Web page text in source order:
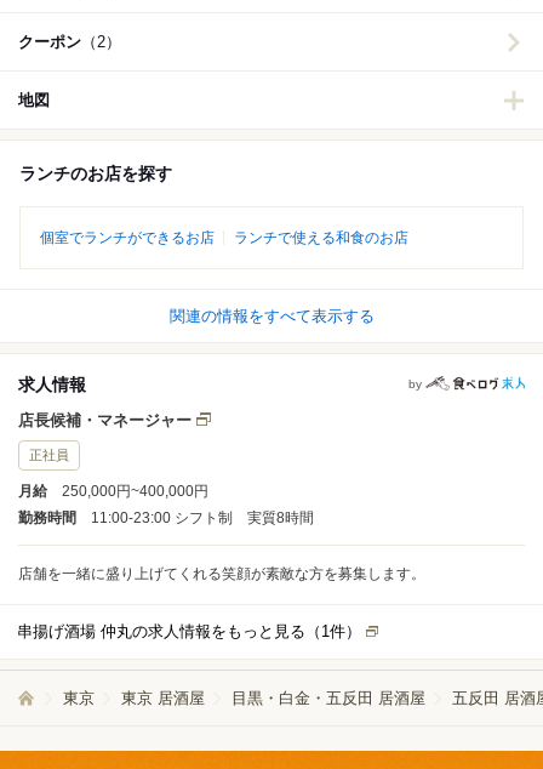
クーポン （2）
地図
ランチのお店を探す
個室でランチができるお店 ランチで使える和食のお店
関連の情報をすべて表示する
求人情報 by
店長候補・マネージャー
正社員
月給
250,000円~400,000円
勤務時間
11:00-23:00 シフト制 実質8時間
店舗を一緒に盛り上げてくれる笑顔が素敵な方を募集します。
串揚げ酒場 仲丸の求人情報をもっと見る（ 1件）
東京 東京 居酒屋 目黒・白金・五反田 居酒屋 五反田 居酒